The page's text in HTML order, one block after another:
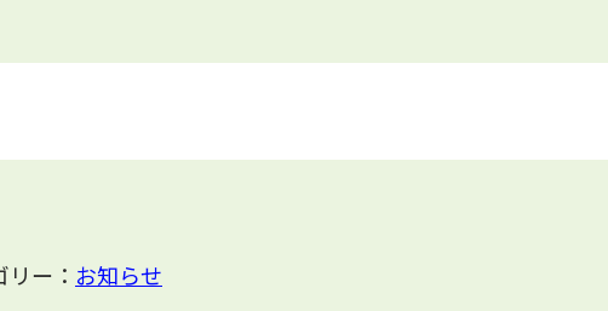
リー： お知らせ